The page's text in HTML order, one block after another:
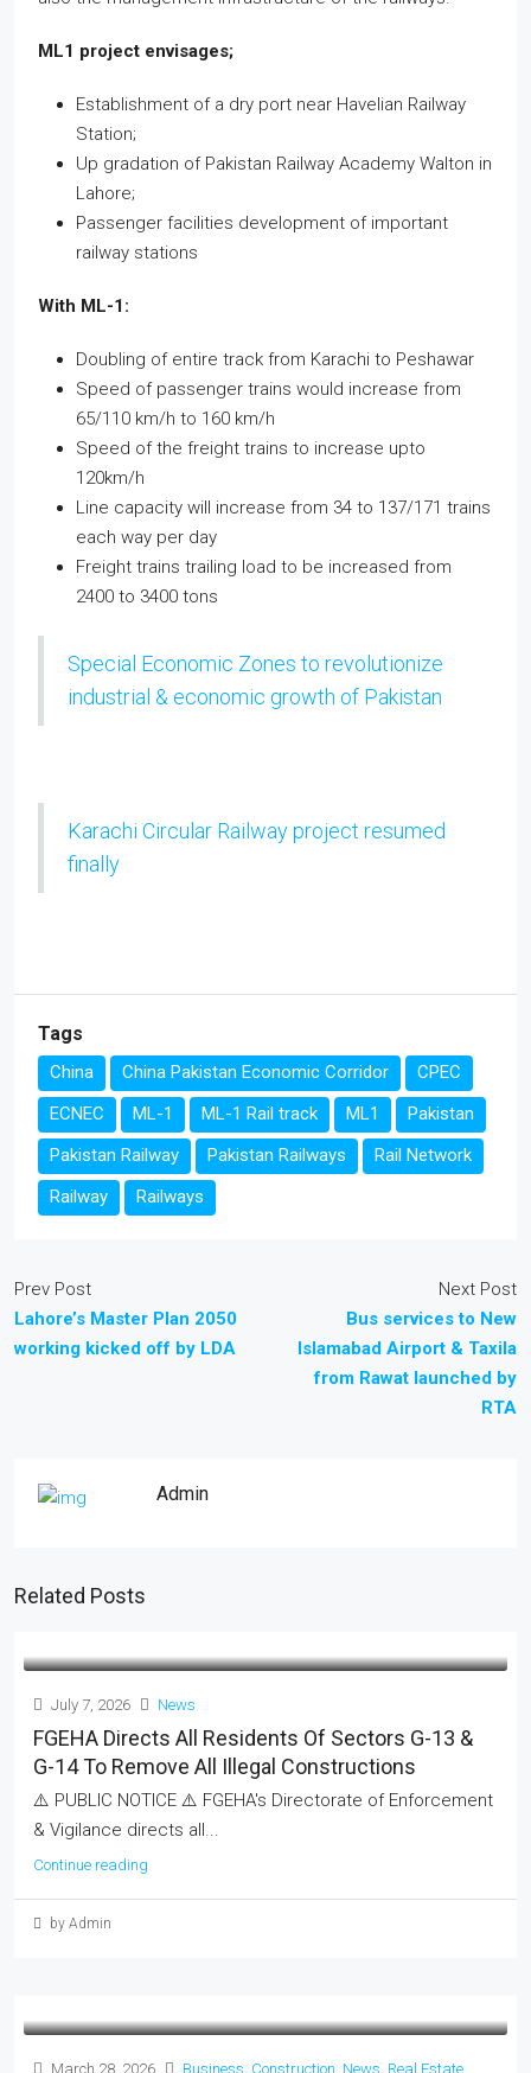
ML1 project envisages;
Establishment of a dry port near Havelian Railway
Station;
Up gradation of Pakistan Railway Academy Walton in
Lahore;
Passenger facilities development of important
railway stations
With ML-1:
Doubling of entire track from Karachi to Peshawar
Speed of passenger trains would increase from
65/110 km/h to 160 km/h
Speed of the freight trains to increase upto
120km/h
Line capacity will increase from 34 to 137/171 trains
each way per day
Freight trains trailing load to be increased from
2400 to 3400 tons
Special Economic Zones to revolutionize
industrial & economic growth of Pakistan
Karachi Circular Railway project resumed
finally
Tags
China China Pakistan Economic Corridor
CPEC
ECNEC
ML-1 ML-1 Rail track ML1
Pakistan
Pakistan Railway
Pakistan Railways
Rail Network
Railway
Railways
Prev Post
Lahore’s Master Plan 2050
working kicked off by LDA
Next Post
Bus services to New
Islamabad Airport & Taxila
from Rawat launched by
RTA
Admin
Related Posts
July 7, 2026 News
FGEHA Directs All Residents Of Sectors G-13 &
G-14 To Remove All Illegal Constructions
⚠️ PUBLIC NOTICE ⚠️ FGEHA's Directorate of Enforcement
& Vigilance directs all...
Continue reading
by Admin
March 28, 2026 Business, Construction, News, Real Estate